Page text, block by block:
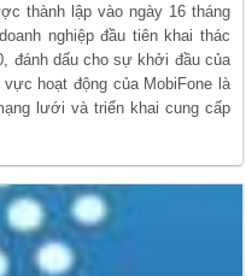
thành lập vào ngày 16 tháng
nghiệp đầu tiên khai thác
đánh dấu cho sự khởi đầu của
hoạt động của MobiFone là
lưới và triển khai cung cấp